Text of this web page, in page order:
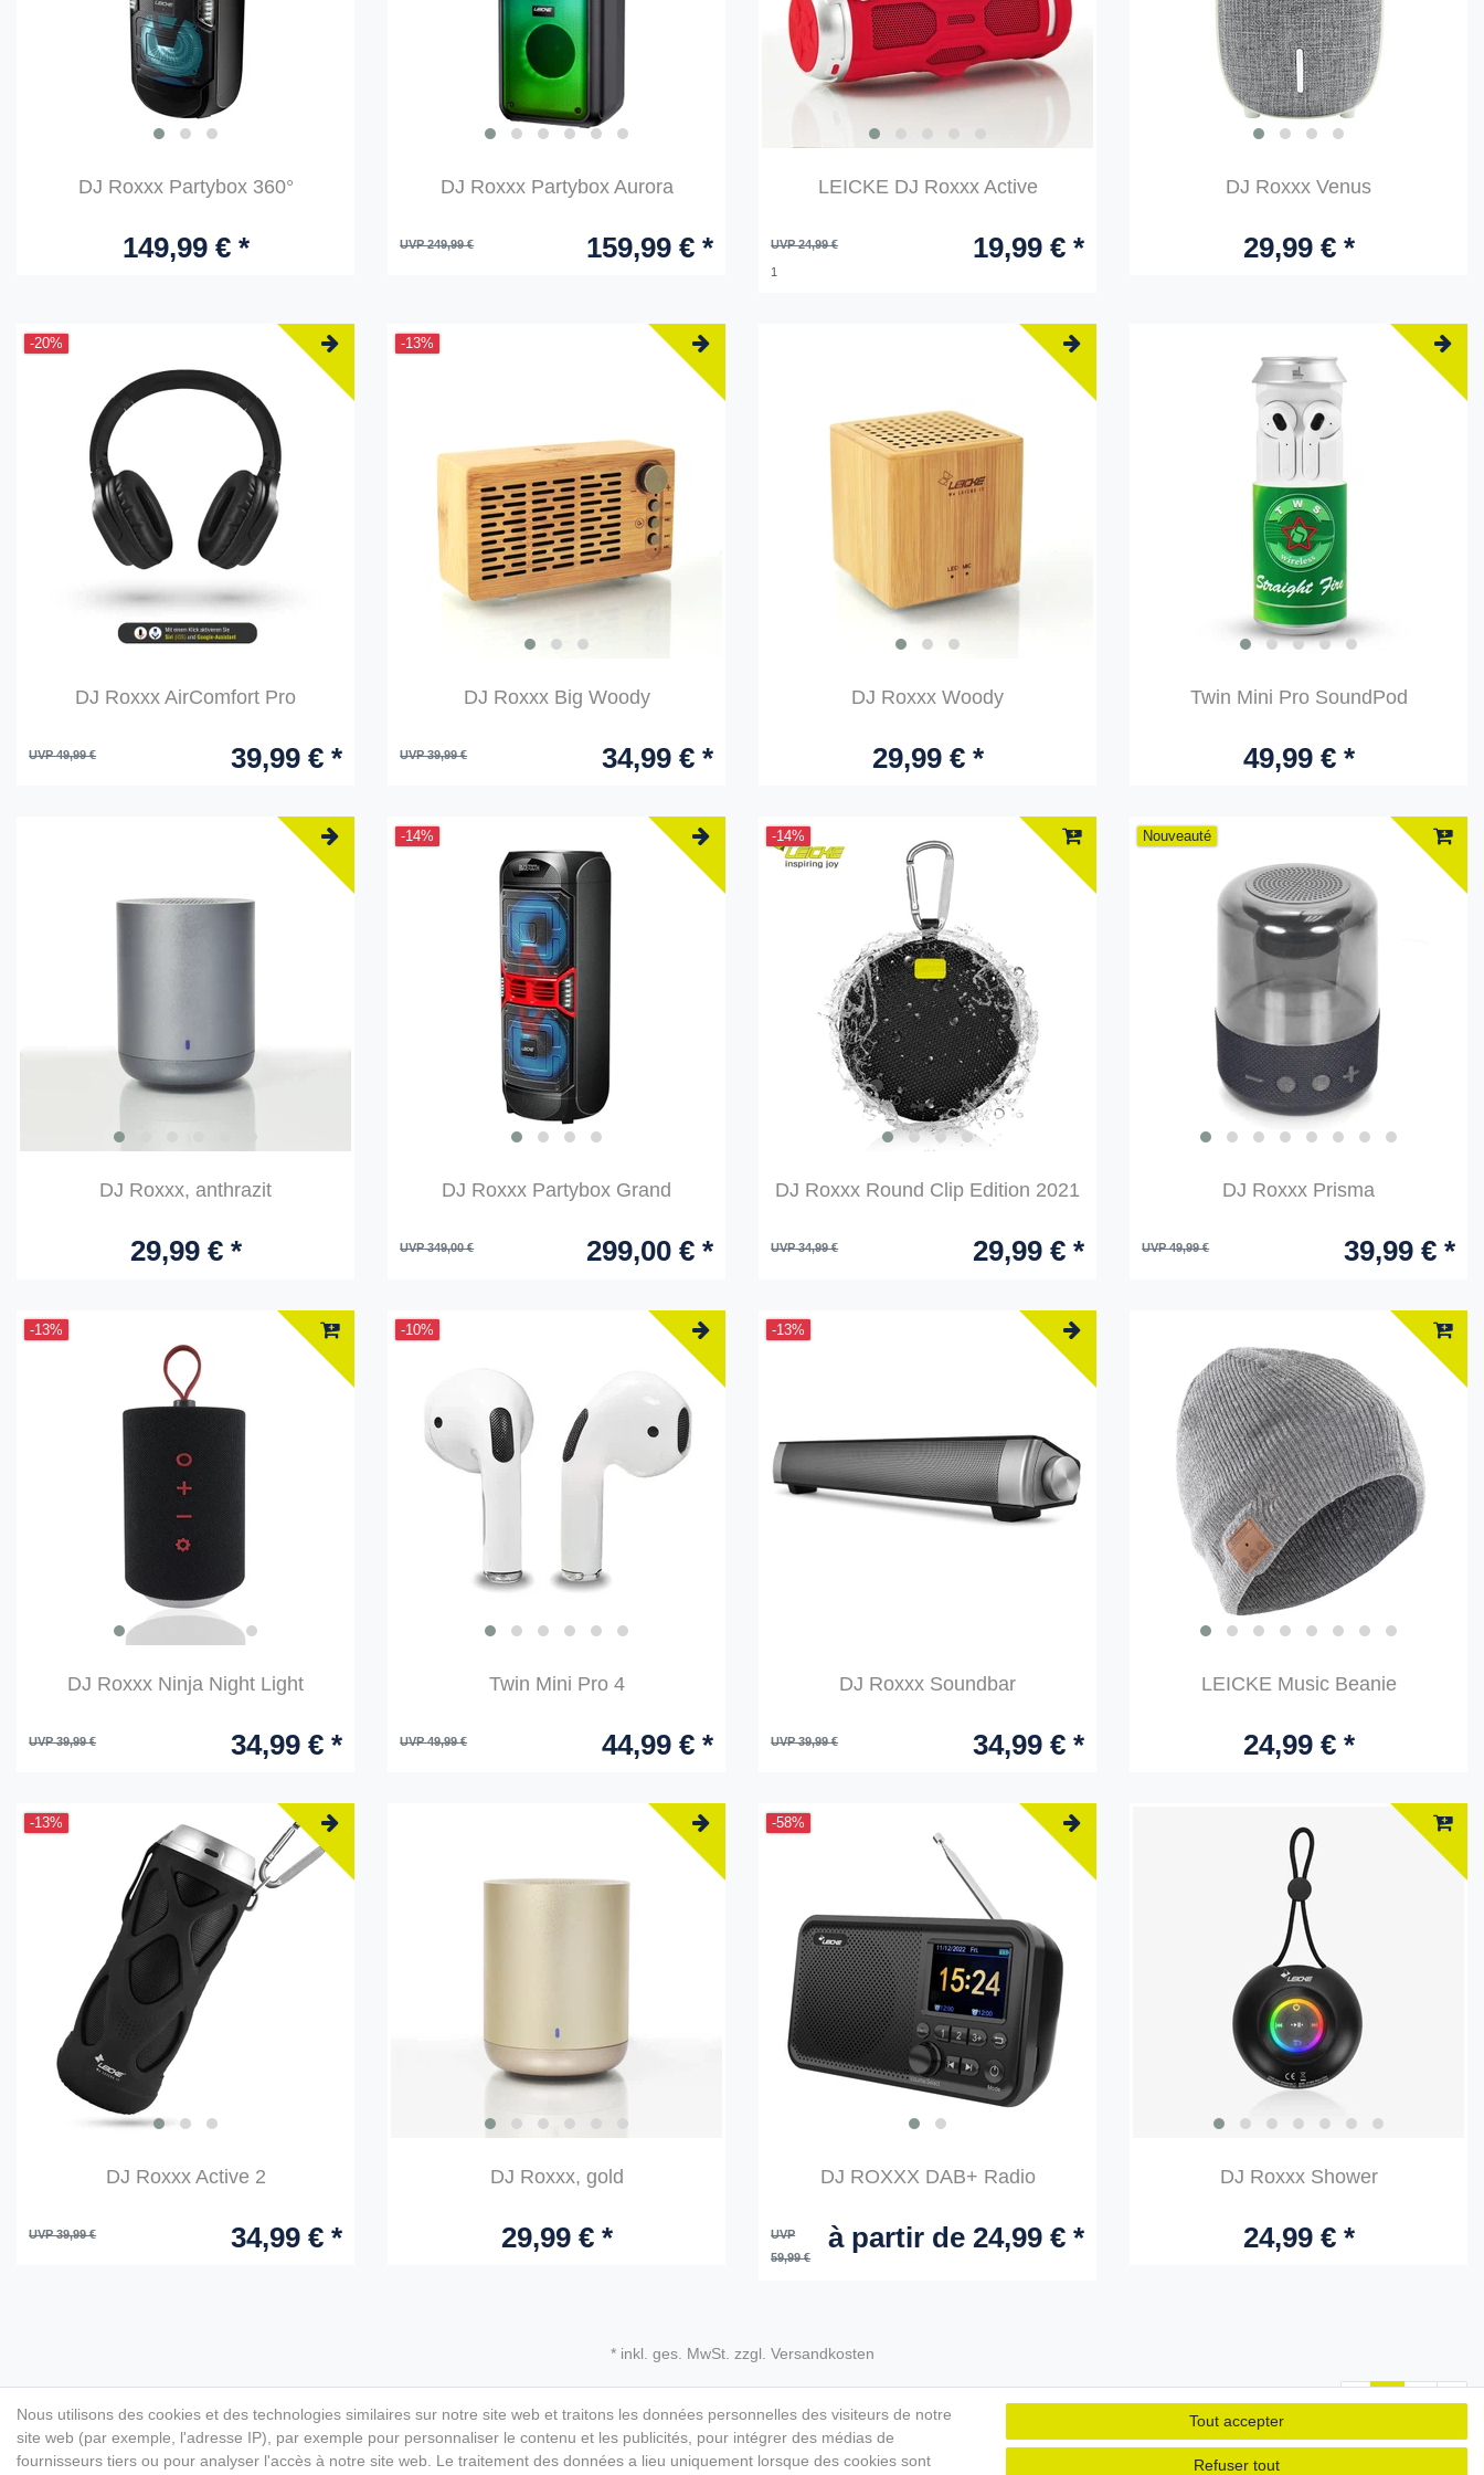
DJ Roxxx Partybox 360°
149,99 € *
DJ Roxxx Partybox Aurora
UVP 249,99 € 159,99 € *
LEICKE DJ Roxxx Active
UVP 24,99 € 19,99 € *
1
DJ Roxxx Venus
29,99 € *
-20%
DJ Roxxx AirComfort Pro
UVP 49,99 € 39,99 € *
-13%
DJ Roxxx Big Woody
UVP 39,99 € 34,99 € *
DJ Roxxx Woody
29,99 € *
Twin Mini Pro SoundPod
49,99 € *
DJ Roxxx, anthrazit
29,99 € *
-14%
DJ Roxxx Partybox Grand
UVP 349,00 € 299,00 € *
-14%
DJ Roxxx Round Clip Edition 2021
UVP 34,99 € 29,99 € *
Nouveauté
DJ Roxxx Prisma
UVP 49,99 € 39,99 € *
-13%
DJ Roxxx Ninja Night Light
UVP 39,99 € 34,99 € *
-10%
Twin Mini Pro 4
UVP 49,99 € 44,99 € *
-13%
DJ Roxxx Soundbar
UVP 39,99 € 34,99 € *
LEICKE Music Beanie
24,99 € *
-13%
DJ Roxxx Active 2
UVP 39,99 € 34,99 € *
DJ Roxxx, gold
29,99 € *
-58%
DJ ROXXX DAB+ Radio
UVP
59,99 €
à partir de 24,99 € *
DJ Roxxx Shower
24,99 € *
* inkl. ges. MwSt. zzgl. Versandkosten
1
2
Nous utilisons des cookies et des technologies similaires sur notre site web et traitons les données personnelles des visiteurs de notre
site web (par exemple, l'adresse IP), par exemple pour personnaliser le contenu et les publicités, pour intégrer des médias de
fournisseurs tiers ou pour analyser l'accès à notre site web. Le traitement des données a lieu uniquement lorsque des cookies sont
Tout accepter
Refuser tout